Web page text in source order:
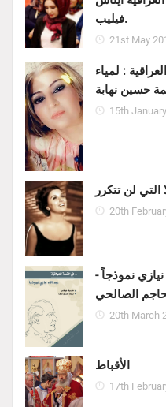
فيليب.
21st May
: لمياء
حسين نهابة
15th
لن تتكرر
20th
نموذجاً -
الصالحي
20th March
الأقباط
17th